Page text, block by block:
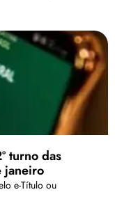
turno das
janeiro
e-Título ou